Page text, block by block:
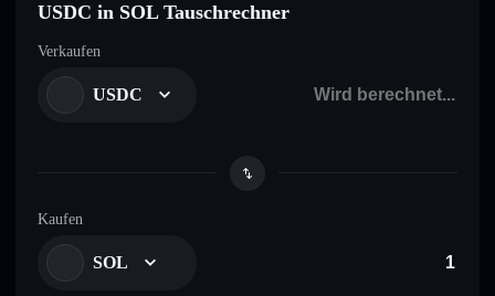
USDC in SOL Tauschrechner
Verkaufen
USDC
Kaufen
SOL